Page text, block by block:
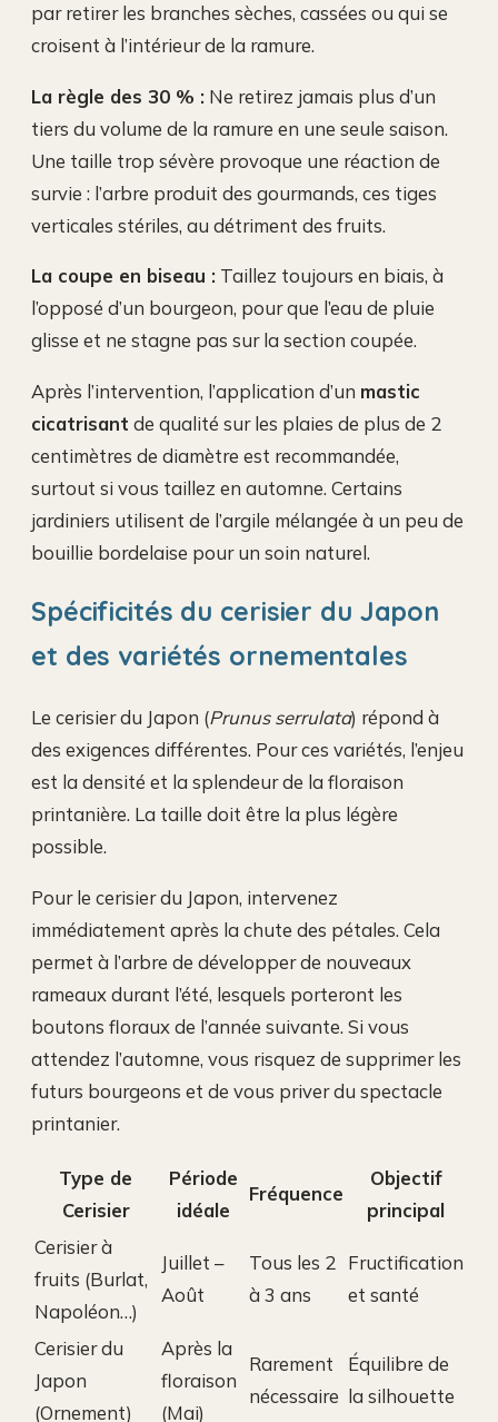
par retirer les branches sèches, cassées ou qui se
croisent à l’intérieur de la ramure.
La règle des 30 % : Ne retirez jamais plus d’un
tiers du volume de la ramure en une seule saison.
Une taille trop sévère provoque une réaction de
survie : l’arbre produit des gourmands, ces tiges
verticales stériles, au détriment des fruits.
La coupe en biseau : Taillez toujours en biais, à
l’opposé d’un bourgeon, pour que l’eau de pluie
glisse et ne stagne pas sur la section coupée.
Après l’intervention, l’application d’un mastic
cicatrisant de qualité sur les plaies de plus de 2
centimètres de diamètre est recommandée,
surtout si vous taillez en automne. Certains
jardiniers utilisent de l’argile mélangée à un peu de
bouillie bordelaise pour un soin naturel.
Spécificités du cerisier du Japon
et des variétés ornementales
Le cerisier du Japon (Prunus serrulata) répond à
des exigences différentes. Pour ces variétés, l’enjeu
est la densité et la splendeur de la floraison
printanière. La taille doit être la plus légère
possible.
Pour le cerisier du Japon, intervenez
immédiatement après la chute des pétales. Cela
permet à l’arbre de développer de nouveaux
rameaux durant l’été, lesquels porteront les
boutons floraux de l’année suivante. Si vous
attendez l’automne, vous risquez de supprimer les
futurs bourgeons et de vous priver du spectacle
printanier.
Type de
Cerisier
Période
idéale
Fréquence
Objectif
principal
Cerisier à
fruits (Burlat,
Napoléon…)
Juillet –
Août
Tous les 2
à 3 ans
Fructification
et santé
Cerisier du
Japon
(Ornement)
Après la
floraison
(Mai)
Rarement
nécessaire
Équilibre de
la silhouette